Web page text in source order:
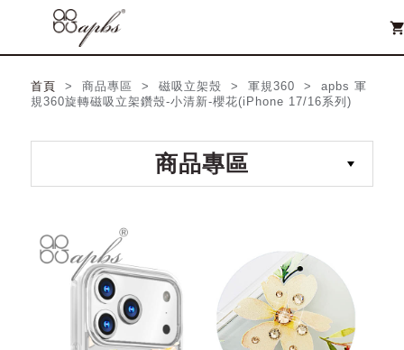
首頁
> 商品專區 > 磁吸立架殼 > 軍規360 > apbs 軍
規360旋轉磁吸立架鑽殼-小清新-櫻花(iPhone 17/16系列)
商品專區